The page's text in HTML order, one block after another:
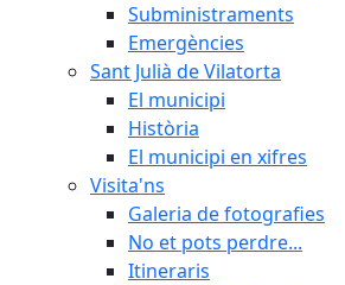
Subministraments
Emergències
Sant Julià de Vilatorta
El municipi
Història
El municipi en xifres
Visita'ns
Galeria de fotografies
No et pots perdre...
Itineraris